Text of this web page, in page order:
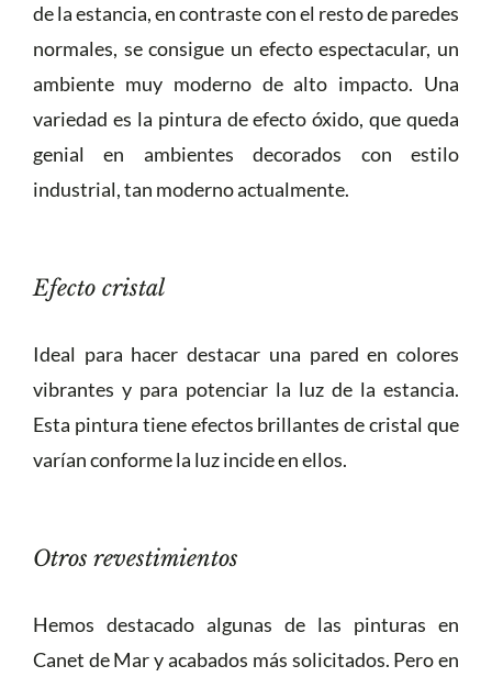
de la estancia, en contraste con el resto de paredes
normales, se consigue un efecto espectacular, un
ambiente muy moderno de alto impacto. Una
variedad es la pintura de efecto óxido, que queda
genial en ambientes decorados con estilo
industrial, tan moderno actualmente.
Efecto cristal
Ideal para hacer destacar una pared en colores
vibrantes y para potenciar la luz de la estancia.
Esta pintura tiene efectos brillantes de cristal que
varían conforme la luz incide en ellos.
Otros revestimientos
Hemos destacado algunas de las pinturas en
Canet de Mar y acabados más solicitados. Pero en